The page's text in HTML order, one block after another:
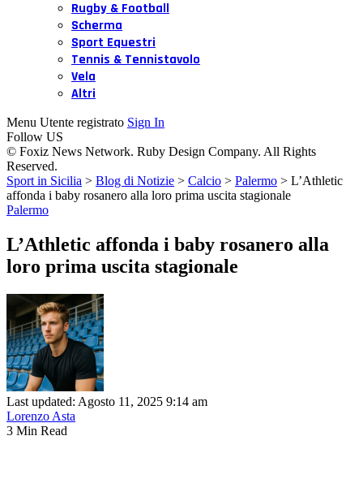
Rugby & Football
Scherma
Sport Equestri
Tennis & Tennistavolo
Vela
Altri
Menu Utente registrato Sign In
Follow US
© Foxiz News Network. Ruby Design Company. All Rights
Reserved.
Sport in Sicilia > Blog di Notizie > Calcio > Palermo > L’Athletic
affonda i baby rosanero alla loro prima uscita stagionale
Palermo
L’Athletic affonda i baby rosanero alla
loro prima uscita stagionale
Last updated: Agosto 11, 2025 9:14 am
Lorenzo Asta
3 Min Read